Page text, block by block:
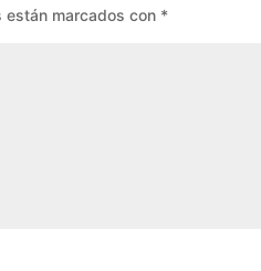
están marcados con *